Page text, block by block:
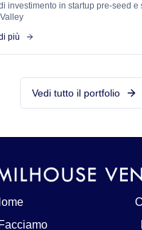
investimento in startup pre-seed e
più
Vedi tutto il portfolio